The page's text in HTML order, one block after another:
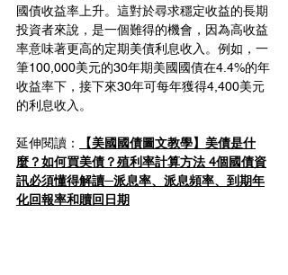
國債收益率上升。這對於尋求穩定收益的長期
投資者來說，是一個難得的機會，因為高收益
率意味著更高的定期美債利息收入。例如，一
筆100,000美元的30年期美國國債在4.4%的年
收益率下，接下來30年可每年獲得4,400美元
的利息收入。
延伸閱讀：
【美國國債圖文教學】美債是什
麼？如何買美債？殖利率計算方法 4個國債資
訊必須懂得解讀─派息率、派息頻率、到期年
化回報率和贖回日期